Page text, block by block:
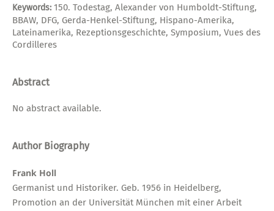
Keywords: 150. Todestag, Alexander von Humboldt-Stiftung,
BBAW, DFG, Gerda-Henkel-Stiftung, Hispano-Amerika,
Lateinamerika, Rezeptionsgeschichte, Symposium, Vues des
Cordilleres
Abstract
No abstract available.
Author Biography
Frank Holl
Germanist und Historiker. Geb. 1956 in Heidelberg,
Promotion an der Universität München mit einer Arbeit